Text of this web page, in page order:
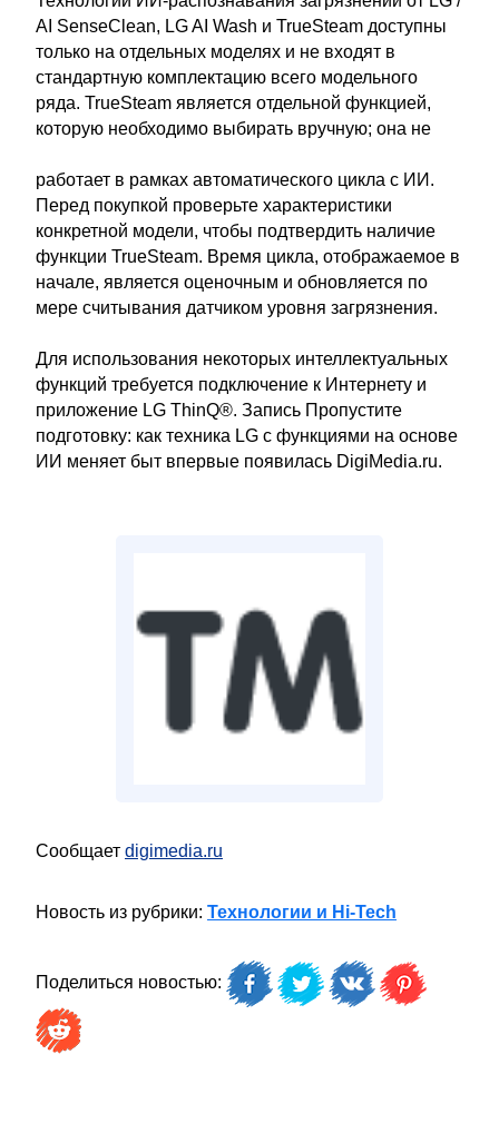
AI SenseClean, LG AI Wash и TrueSteam доступны
только на отдельных моделях и не входят в
стандартную комплектацию всего модельного
ряда. TrueSteam является отдельной функцией,
которую необходимо выбирать вручную; она не
работает в рамках автоматического цикла с ИИ.
Перед покупкой проверьте характеристики
конкретной модели, чтобы подтвердить наличие
функции TrueSteam. Время цикла, отображаемое в
начале, является оценочным и обновляется по
мере считывания датчиком уровня загрязнения.
Для использования некоторых интеллектуальных
функций требуется подключение к Интернету и
приложение LG ThinQ®. Запись Пропустите
подготовку: как техника LG с функциями на основе
ИИ меняет быт впервые появилась DigiMedia.ru.
Сообщает digimedia.ru
Новость из рубрики: Технологии и Hi-Tech
Поделиться новостью: